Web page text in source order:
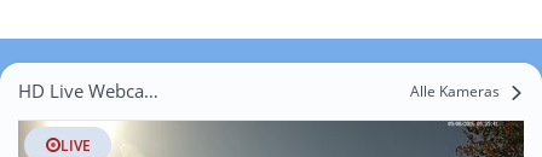
HD Live Webcams Bessières Alle Kameras
LIVE